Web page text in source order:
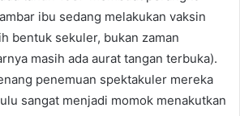
ibu sedang melakukan vaksin
bentuk sekuler, bukan zaman
masih ada aurat tangan terbuka).
penemuan spektakuler mereka
sangat menjadi momok menakutkan